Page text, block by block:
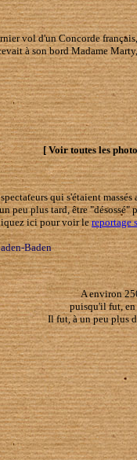
vol d'un Concorde
à son bord Madame
[ Voir toutes les
qui s'étaient
peu plus tard, être
ici pour voir lereportage
Baden
A environ
puisqu'il fut, en
Il fut, à un peu plus